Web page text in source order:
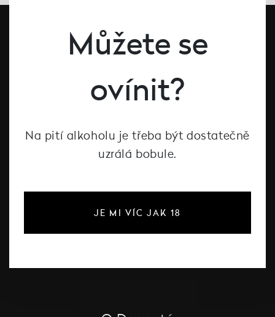
#dcntjelaska
Můžete se
ovínit?
Na pití alkoholu je třeba být dostatečně
uzrálá bobule.
JE MI VÍC JAK 18